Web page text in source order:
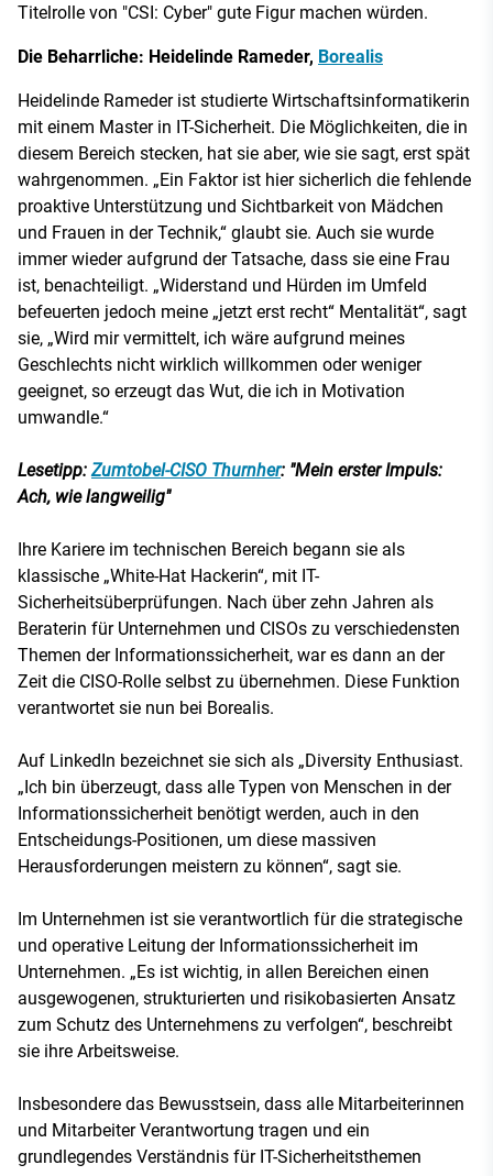
Titelrolle von "CSI: Cyber" gute Figur machen würden.
Die Beharrliche: Heidelinde Rameder, Borealis
Heidelinde Rameder ist studierte Wirtschaftsinformatikerin
mit einem Master in IT-Sicherheit. Die Möglichkeiten, die in
diesem Bereich stecken, hat sie aber, wie sie sagt, erst spät
wahrgenommen. „Ein Faktor ist hier sicherlich die fehlende
proaktive Unterstützung und Sichtbarkeit von Mädchen
und Frauen in der Technik,“ glaubt sie. Auch sie wurde
immer wieder aufgrund der Tatsache, dass sie eine Frau
ist, benachteiligt. „Widerstand und Hürden im Umfeld
befeuerten jedoch meine „jetzt erst recht“ Mentalität“, sagt
sie, „Wird mir vermittelt, ich wäre aufgrund meines
Geschlechts nicht wirklich willkommen oder weniger
geeignet, so erzeugt das Wut, die ich in Motivation
umwandle.“
Lesetipp: Zumtobel-CISO Thurnher: "Mein erster Impuls:
Ach, wie langweilig"
Ihre Kariere im technischen Bereich begann sie als
klassische „White-Hat Hackerin“, mit IT-
Sicherheitsüberprüfungen. Nach über zehn Jahren als
Beraterin für Unternehmen und CISOs zu verschiedensten
Themen der Informationssicherheit, war es dann an der
Zeit die CISO-Rolle selbst zu übernehmen. Diese Funktion
verantwortet sie nun bei Borealis.
Auf LinkedIn bezeichnet sie sich als „Diversity Enthusiast.
„Ich bin überzeugt, dass alle Typen von Menschen in der
Informationssicherheit benötigt werden, auch in den
Entscheidungs-Positionen, um diese massiven
Herausforderungen meistern zu können“, sagt sie.
Im Unternehmen ist sie verantwortlich für die strategische
und operative Leitung der Informationssicherheit im
Unternehmen. „Es ist wichtig, in allen Bereichen einen
ausgewogenen, strukturierten und risikobasierten Ansatz
zum Schutz des Unternehmens zu verfolgen“, beschreibt
sie ihre Arbeitsweise.
Insbesondere das Bewusstsein, dass alle Mitarbeiterinnen
und Mitarbeiter Verantwortung tragen und ein
grundlegendes Verständnis für IT-Sicherheitsthemen